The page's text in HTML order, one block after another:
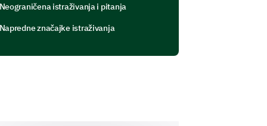
Neograničena istraživanja i pitanja
Napredne značajke istraživanja